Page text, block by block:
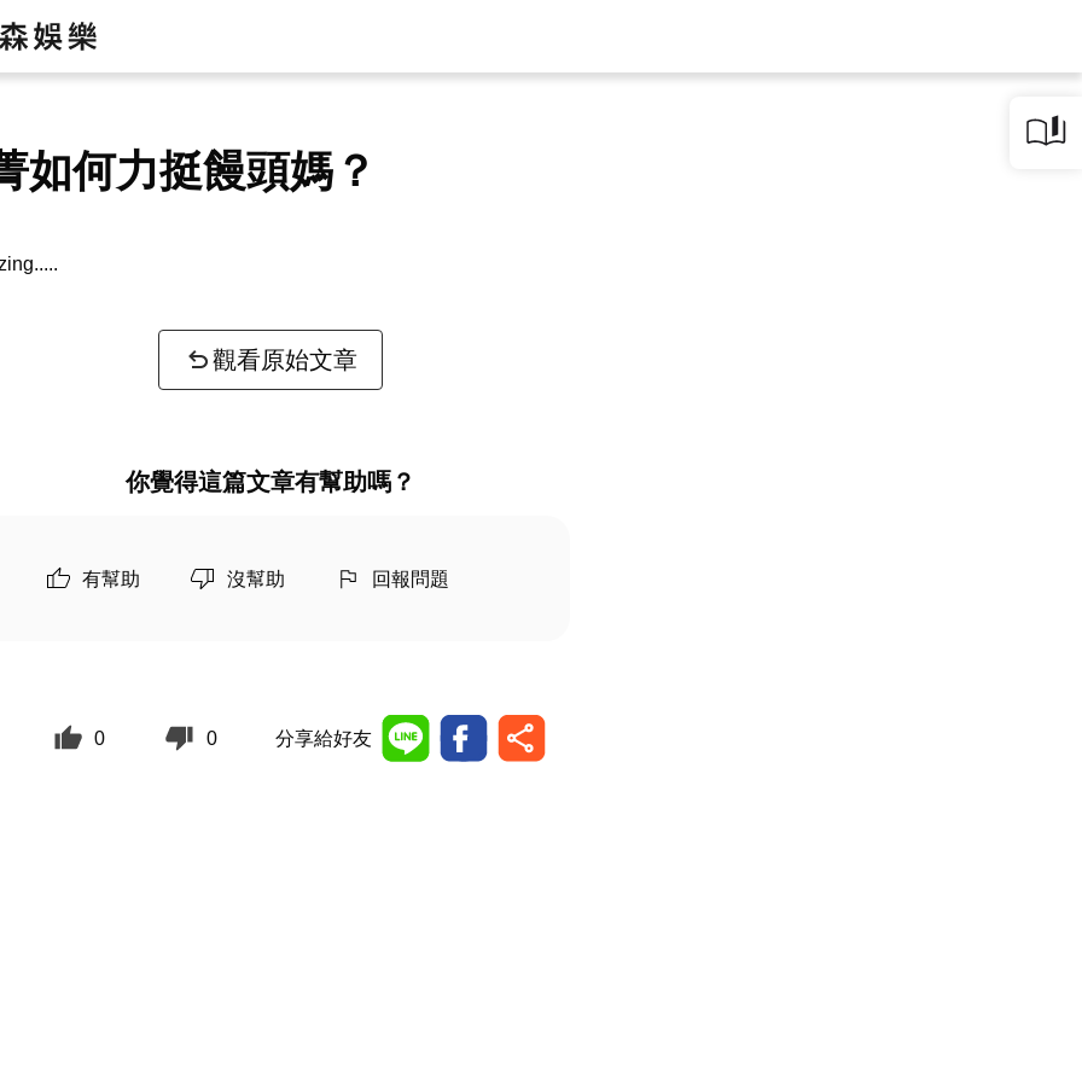
如何力挺饅頭媽？
觀看原始文章
你覺得這篇文章有幫助嗎？
有幫助 沒幫助 回報問題
0 0 分享給好友